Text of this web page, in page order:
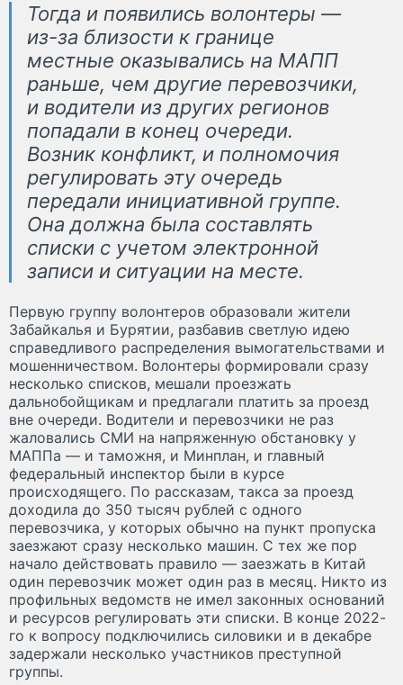
Тогда и появились волонтеры —
из-за близости к границе
местные оказывались на МАПП
раньше, чем другие перевозчики,
и водители из других регионов
попадали в конец очереди.
Возник конфликт, и полномочия
регулировать эту очередь
передали инициативной группе.
Она должна была составлять
списки с учетом электронной
записи и ситуации на месте.
Первую группу волонтеров образовали жители
Забайкалья и Бурятии, разбавив светлую идею
справедливого распределения вымогательствами и
мошенничеством. Волонтеры формировали сразу
несколько списков, мешали проезжать
дальнобойщикам и предлагали платить за проезд
вне очереди. Водители и перевозчики не раз
жаловались СМИ на напряженную обстановку у
МАППа — и таможня, и Минплан, и главный
федеральный инспектор были в курсе
происходящего. По рассказам, такса за проезд
доходила до 350 тысяч рублей с одного
перевозчика, у которых обычно на пункт пропуска
заезжают сразу несколько машин. С тех же пор
начало действовать правило — заезжать в Китай
один перевозчик может один раз в месяц. Никто из
профильных ведомств не имел законных оснований
и ресурсов регулировать эти списки. В конце 2022-
го к вопросу подключились силовики и в декабре
задержали несколько участников преступной
группы.